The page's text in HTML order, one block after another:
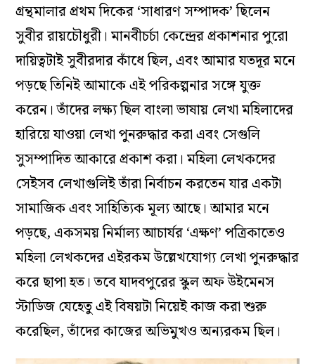
গ্রন্থমালার প্রথম দিকের ‘সাধারণ সম্পাদক’ ছিলেন
সুবীর রায়চৌধুরী। মানবীচর্চা কেন্দ্রের প্রকাশনার পুরো
দায়িত্বটাই সুবীরদার কাঁধে ছিল, এবং আমার যতদূর মনে
পড়ছে তিনিই আমাকে এই পরিকল্পনার সঙ্গে যুক্ত
করেন। তাঁদের লক্ষ্য ছিল বাংলা ভাষায় লেখা মহিলাদের
হারিয়ে যাওয়া লেখা পুনরুদ্ধার করা এবং সেগুলি
সুসম্পাদিত আকারে প্রকাশ করা। মহিলা লেখকদের
সেইসব লেখাগুলিই তাঁরা নির্বাচন করতেন যার একটা
সামাজিক এবং সাহিত্যিক মূল্য আছে। আমার মনে
পড়ছে, একসময় নির্মাল্য আচার্যর ‘এক্ষণ’ পত্রিকাতেও
মহিলা লেখকদের এইরকম উল্লেখযোগ্য লেখা পুনরুদ্ধার
করে ছাপা হত। তবে যাদবপুরের স্কুল অফ উইমেনস
স্টাডিজ যেহেতু এই বিষয়টা নিয়েই কাজ করা শুরু
করেছিল, তাঁদের কাজের অভিমুখও অন্যরকম ছিল।